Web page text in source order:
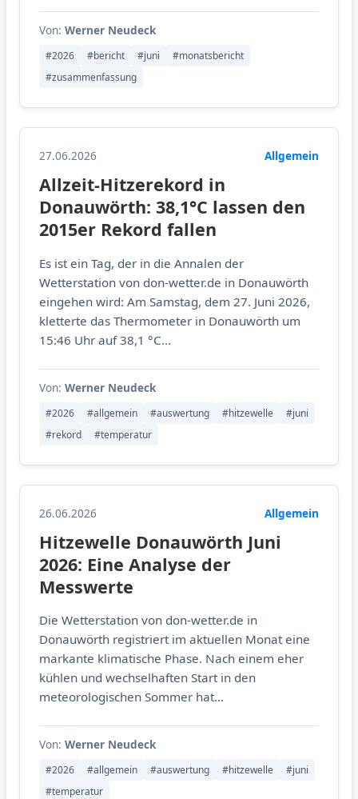
Von: Werner Neudeck
#2026 #bericht #juni
#monatsbericht
#zusammenfassung
27.06.2026 Allgemein
Allzeit-Hitzerekord in
Donauwörth: 38,1°C lassen den
2015er Rekord fallen
Es ist ein Tag, der in die Annalen der
Wetterstation von don-wetter.de in Donauwörth
eingehen wird: Am Samstag, dem 27. Juni 2026,
kletterte das Thermometer in Donauwörth um
15:46 Uhr auf 38,1 °C...
Von: Werner Neudeck
#2026 #allgemein #auswertung #hitzewelle
#juni
#rekord
#temperatur
26.06.2026 Allgemein
Hitzewelle Donauwörth Juni
2026: Eine Analyse der
Messwerte
Die Wetterstation von don-wetter.de in
Donauwörth registriert im aktuellen Monat eine
markante klimatische Phase. Nach einem eher
kühlen und wechselhaften Start in den
meteorologischen Sommer hat...
Von: Werner Neudeck
#2026 #allgemein #auswertung #hitzewelle
#juni
#temperatur